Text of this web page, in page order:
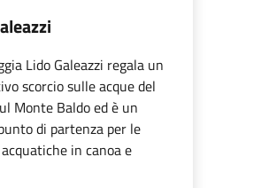
Lido Galeazzi regala un
scorcio sulle acque del
Monte Baldo ed è un
di partenza per le
in canoa e